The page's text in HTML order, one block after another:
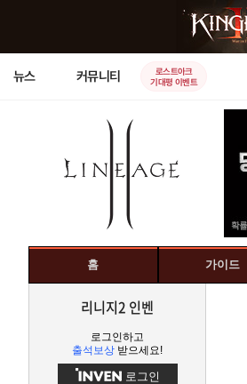
뉴스 커뮤니티
로스트아크
기대평 이벤트
홈 가이드
리니지2 인벤
로그인하고
출석보상 받으세요!
로그인